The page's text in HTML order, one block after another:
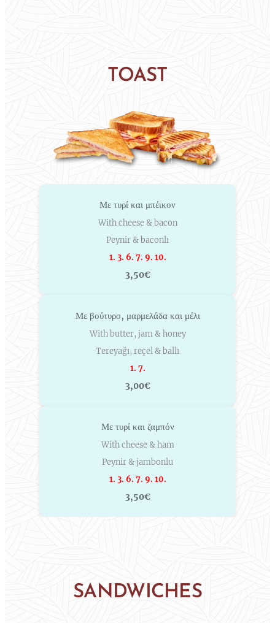
TOAST
Με τυρί και μπέικον
With cheese & bacon
Peynir & baconlı
1. 3. 6. 7. 9. 10.
3,50€
Με βούτυρο, μαρμελάδα και μέλι
With butter, jam & honey
Tereyağı, reçel & ballı
1. 7.
3,00€
Με τυρί και ζαμπόν
With cheese & ham
Peynir & jambonlu
1. 3. 6. 7. 9. 10.
3,50€
SANDWICHES